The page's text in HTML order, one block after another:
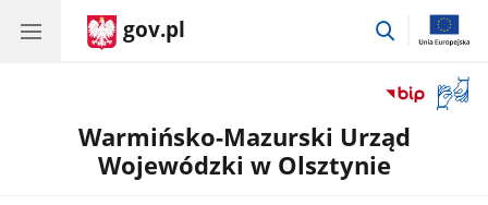
gov.pl
przejdź
okno
Warmińsko-Mazurski Urząd
Wojewódzki w Olsztynie